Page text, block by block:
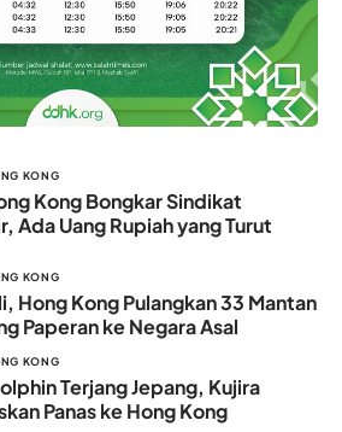
KONG
Kong Bongkar Sindikat
Ada Uang Rupiah yang Turut
KONG
Hong Kong Pulangkan 33 Mantan
Paperan ke Negara Asal
KONG
Terjang Jepang, Kujira
Panas ke Hong Kong